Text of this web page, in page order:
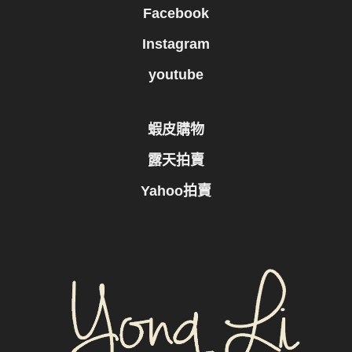
Facebook
Instagram
youtube
蝦皮購物
露天拍賣
Yahoo拍賣